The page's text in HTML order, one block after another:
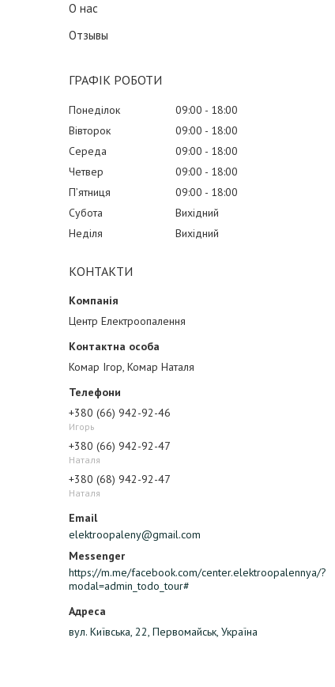
О нас
Отзывы
ГРАФІК РОБОТИ
Понеділок 09:00
18:00
Вівторок
09:00
18:00
Середа
09:00
18:00
Четвер
09:00
18:00
Пʼятниця
09:00
18:00
Субота
Вихідний
Неділя
Вихідний
КОНТАКТИ
Центр Електроопалення
Комар Ігор, Комар Наталя
+380 (66) 942-92-46
Игорь
+380 (66) 942-92-47
Наталя
+380 (68) 942-92-47
Наталя
elektroopaleny@gmail.com
https://m.me/facebook.com/center.elektroopalennya/?
modal=admin_todo_tour#
вул. Київська, 22, Первомайськ, Україна